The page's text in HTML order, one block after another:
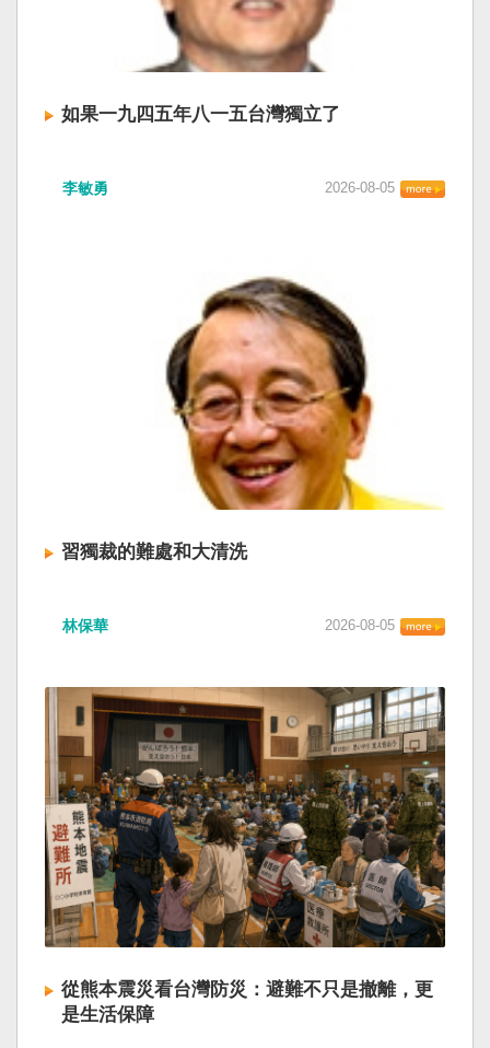
如果一九四五年八一五台灣獨立了
李敏勇 2026-08-05
習獨裁的難處和大清洗
林保華 2026-08-05
從熊本震災看台灣防災：避難不只是撤離，更
是生活保障